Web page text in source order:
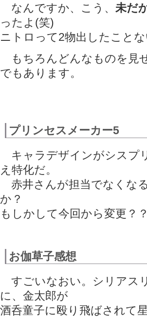
なんですか、こう、 未だ
ったよ(笑)
ニトロって2物出したこと
もちろんどんなものを見
でもあります。
プリンセスメーカー5
キャラデザインがシスプ
え特化だ。
赤井さんが担当でなくな
か？
もしかして今回から変更？？
お伽草子感想
すごいなおい。シリアス
に、金太郎が
酒呑童子に殴り飛ばされて